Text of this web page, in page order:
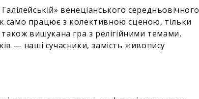
венеціанського середньовічного
само працює з колективною сценою, тільки
також вишукана гра з релігійними темами,
— наші сучасники, замість живопису